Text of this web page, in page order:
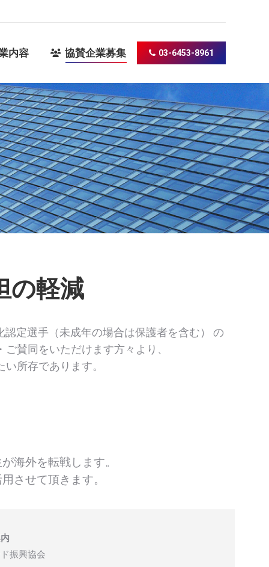
内容 協賛企業募集 03-6453-8961
の軽減
定選手（未成年の場合は保護者を含む） の
賛同をいただけます方々より、
所存であります。
海外を転戦します。
させて頂きます。
振興協会